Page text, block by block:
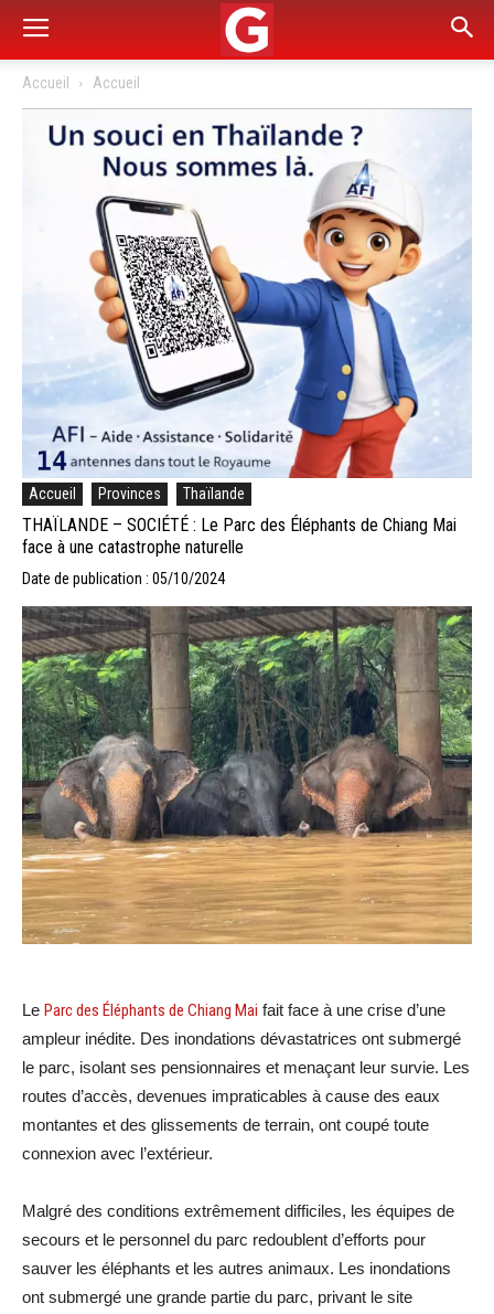
Accueil Accueil
Accueil Provinces Thaïlande
THAÏLANDE – SOCIÉTÉ : Le Parc des Éléphants de Chiang Mai
face à une catastrophe naturelle
Date de publication : 05/10/2024
Le Parc des Éléphants de Chiang Mai fait face à une crise d’une
ampleur inédite. Des inondations dévastatrices ont submergé
le parc, isolant ses pensionnaires et menaçant leur survie. Les
routes d’accès, devenues impraticables à cause des eaux
montantes et des glissements de terrain, ont coupé toute
connexion avec l’extérieur.
Malgré des conditions extrêmement difficiles, les équipes de
secours et le personnel du parc redoublent d’efforts pour
sauver les éléphants et les autres animaux. Les inondations
ont submergé une grande partie du parc, privant le site